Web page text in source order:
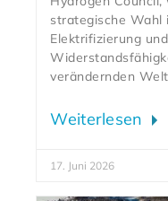
strategische Wahl
Elektrifizierung
verändernden
Weiterlesen
17. Juni 2026